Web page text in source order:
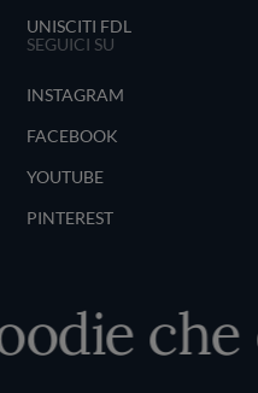
UNISCITI FDL
SEGUICI SU
INSTAGRAM
FACEBOOK
YOUTUBE
PINTEREST
che